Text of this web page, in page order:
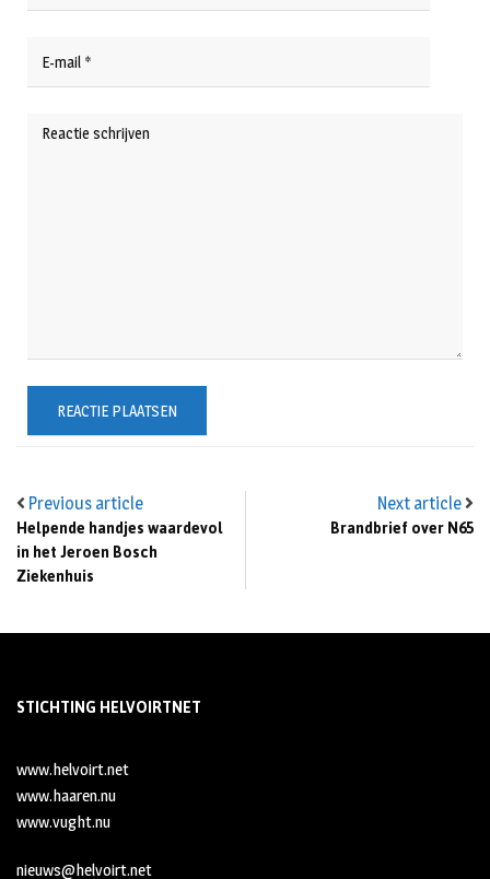
Previous article
Helpende handjes waardevol
in het Jeroen Bosch
Ziekenhuis
Next article
Brandbrief over N65
STICHTING HELVOIRTNET
www.helvoirt.net
www.haaren.nu
www.vught.nu
nieuws@helvoirt.net